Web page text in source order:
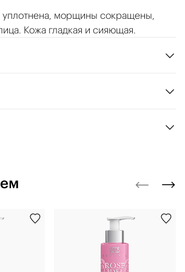
уплотнена, морщины сокращены,
Кожа гладкая и сияющая.